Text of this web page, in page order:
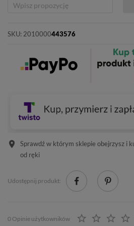
SKU: 2010000443576
Sprawdź w którym sklepie obejrzysz i
od ręki
Udostępnij produkt:
0 Opinie użytkowników